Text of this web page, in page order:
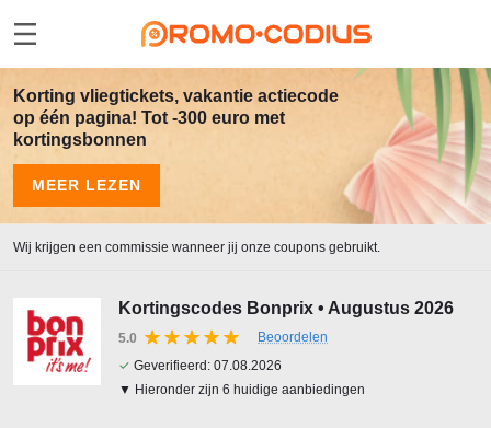
Korting vliegtickets, vakantie actiecode
op één pagina! Tot -300 euro met
kortingsbonnen
MEER LEZEN
Wij krijgen een commissie wanneer jij onze coupons gebruikt.
Kortingscodes Bonprix • Augustus 2026
5.0
Beoordelen
✓ Geverifieerd: 07.08.2026
▼ Hieronder zijn 6 huidige aanbiedingen